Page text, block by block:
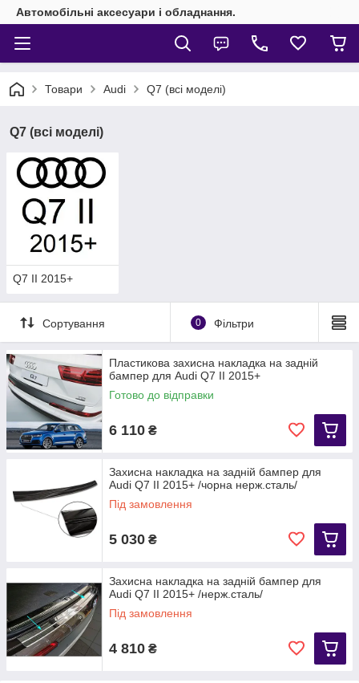
Автомобільні аксесуари і обладнання.
Товари Audi Q7 (всі моделі)
Q7 (всі моделі)
Q7 II 2015+
Сортування 0 Фільтри
Пластикова захисна накладка на задній
бампер для Audi Q7 II 2015+
Готово до відправки
6 110 ₴
Захисна накладка на задній бампер для
Audi Q7 II 2015+ /чорна нерж.сталь/
Під замовлення
5 030 ₴
Захисна накладка на задній бампер для
Audi Q7 II 2015+ /нерж.сталь/
Під замовлення
4 810 ₴